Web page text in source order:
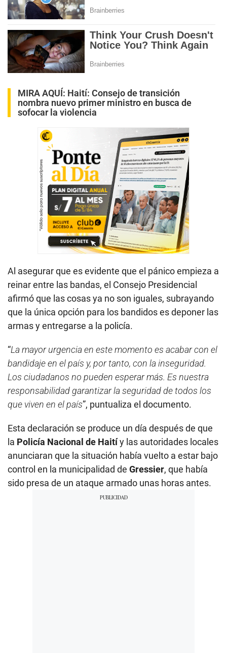
MIRA AQUÍ: Haití: Consejo de transición
nombra nuevo primer ministro en busca de
sofocar la violencia
Al asegurar que es evidente que el pánico empieza a
reinar entre las bandas, el Consejo Presidencial
afirmó que las cosas ya no son iguales, subrayando
que la única opción para los bandidos es deponer las
armas y entregarse a la policía.
“La mayor urgencia en este momento es acabar con el
bandidaje en el país y, por tanto, con la inseguridad.
Los ciudadanos no pueden esperar más. Es nuestra
responsabilidad garantizar la seguridad de todos los
que viven en el país”, puntualiza el documento.
Esta declaración se produce un día después de que
la Policía Nacional de Haitíy las autoridades locales
anunciaran que la situación había vuelto a estar bajo
control en la municipalidad de Gressier, que había
sido presa de un ataque armado unas horas antes.